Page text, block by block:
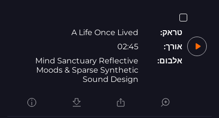
טראק:
A Life Once Lived
אורך:
02:45
אלבום:
Mind Sanctuary Reflective
Moods & Sparse Synthetic
Sound Design